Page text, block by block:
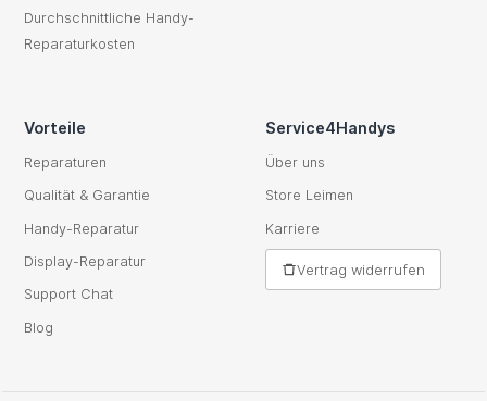
Durchschnittliche Handy-
Reparaturkosten
Vorteile
Reparaturen
Qualität & Garantie
Handy-Reparatur
Display-Reparatur
Support Chat
Blog
Service4Handys
Über uns
Store Leimen
Karriere
Vertrag widerrufen